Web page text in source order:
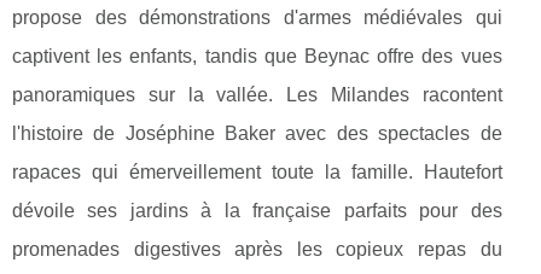
propose des démonstrations d'armes médiévales qui
captivent les enfants, tandis que Beynac offre des vues
panoramiques sur la vallée. Les Milandes racontent
l'histoire de Joséphine Baker avec des spectacles de
rapaces qui émerveillement toute la famille. Hautefort
dévoile ses jardins à la française parfaits pour des
promenades digestives après les copieux repas du